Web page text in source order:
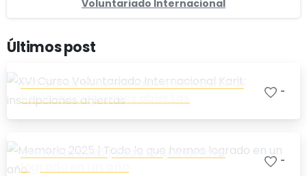
Voluntariado Internacional
Últimos post
XVI Curso Voluntariado Internacional
Karit: inscripciones abiertas
-
Memoria 2025 | Todo lo que hemos
logrado en un año
-